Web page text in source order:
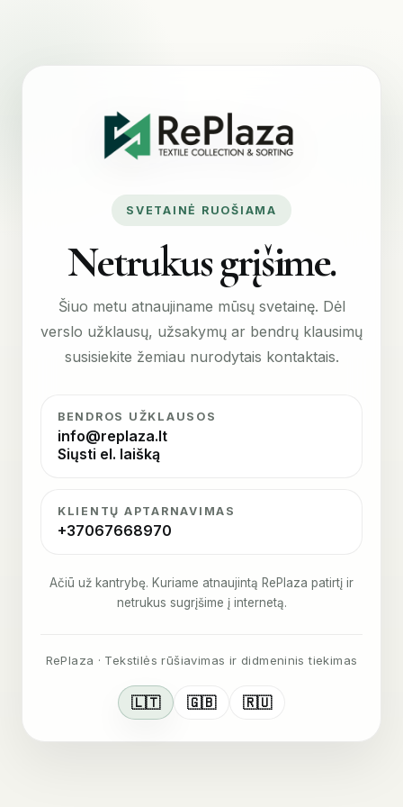
SVETAINĖ RUOŠIAMA
Netrukus grįšime.
Šiuo metu atnaujiname mūsų svetainę. Dėl
verslo užklausų, užsakymų ar bendrų klausimų
susisiekite žemiau nurodytais kontaktais.
BENDROS UŽKLAUSOS
info@replaza.lt
Siųsti el. laišką
KLIENTŲ APTARNAVIMAS
+37067668970
Ačiū už kantrybę. Kuriame atnaujintą RePlaza patirtį ir
netrukus sugrįšime į internetą.
RePlaza · Tekstilės rūšiavimas ir didmeninis tiekimas
🇱🇹 🇬🇧 🇷🇺